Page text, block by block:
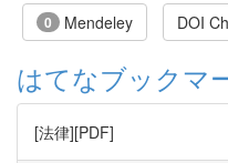
0 Mendeley DOI
はてなブックマ
[法律][PDF]